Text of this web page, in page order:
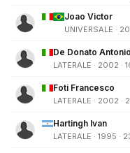
Joao Victor
UNIVERSALE ·
De Donato Antonio
LATERALE · 2002 ·
Foti Francesco
LATERALE · 2002 ·
Hartingh Ivan
LATERALE · 1995 ·